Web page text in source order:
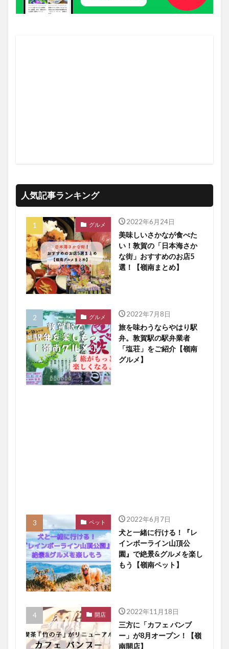
人気記事ランキング
グルメ 2022年6月24日
美味しいさかなが食べた
い！敦賀の「日本海さか
な街」おすすめのお店5
選！【嶺南まとめ】
グルメ 2022年7月8日
旅を味わうならやはり駅
弁。敦賀駅の駅弁業者
「塩荘」をご紹介【嶺南
グルメ】
ペット 2022年6月7日
犬と一緒に行ける！『レ
インボーライン山頂公
園』で絶景&グルメを楽し
もう【嶺南ペット】
開店 2022年11月18日
三方に「カフェ バンブ
ー」が8月オープン！【嶺
南開店】